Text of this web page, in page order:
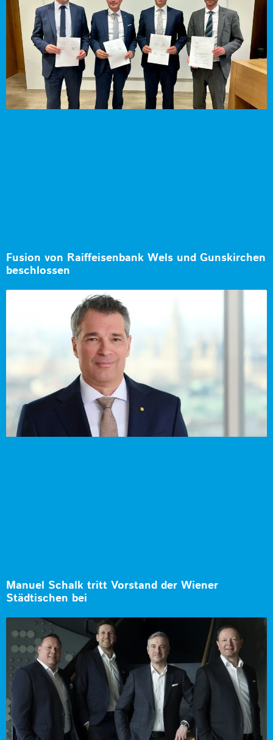
Fusion von Raiffeisenbank Wels und Gunskirchen
beschlossen
Manuel Schalk tritt Vorstand der Wiener
Städtischen bei